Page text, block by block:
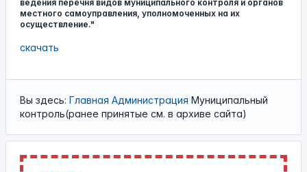
ведения перечня видов муниципального контроля и органов
местного самоуправления, уполномоченных на их
осуществление."
скачать
Вы здесь: Главная Администрация Муниципальный
контроль(ранее принятые см. в архиве сайта)